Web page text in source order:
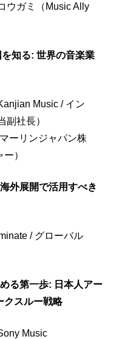
ウガミ（Music Ally
知る: 世界の音楽業
Music / イン
副社長）
ーリンジャパン株
）
外展開で活用すべき
/ グローバル
る第一歩: 日本人アー
クスルー戦略
Music